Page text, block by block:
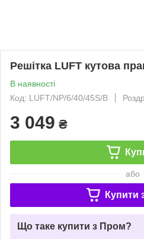
Решітка LUFT кутова
В наявності
Код: LUFT/NP/6/40/45S/B
3 049 ₴
або
Купити
Що таке купити з Пром?